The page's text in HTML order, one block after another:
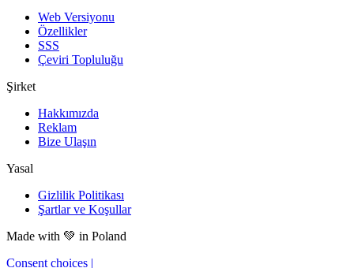
Web Versiyonu
Özellikler
SSS
Çeviri Topluluğu
Şirket
Hakkımızda
Reklam
Bize Ulaşın
Yasal
Gizlilik Politikası
Şartlar ve Koşullar
Made with 💚 in Poland
Consent choices |